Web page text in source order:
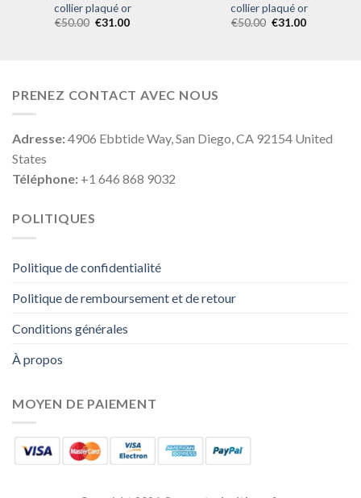
collier plaqué or
€50.00 €31.00
collier plaqué or
€50.00 €31.00
PRENEZ CONTACT AVEC NOUS
Adresse:4906 Ebbtide Way, San Diego, CA 92154 United
States
Téléphone: +1 646 868 9032
POLITIQUES
Politique de confidentialité
Politique de remboursement et de retour
Conditions générales
À propos
MOYEN DE PAIEMENT